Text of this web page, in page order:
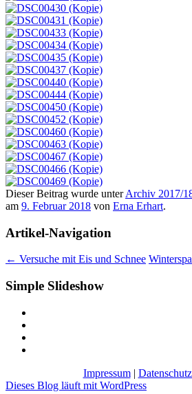
Dieser Beitrag wurde unterArchiv 2017/
am 9. Februar 2018 von Erna Erhart.
Artikel-Navigation
← Versuche mit Eis und Schnee
Simple Slideshow
Impressum|
Dieses Blog läuft mit WordPress